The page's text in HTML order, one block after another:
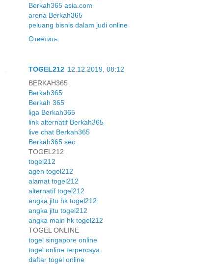
Berkah365 asia.com
arena Berkah365
peluang bisnis dalam judi online
Ответить
TOGEL212 12.12.2019, 08:12
BERKAH365
Berkah365
Berkah 365
liga Berkah365
link alternatif Berkah365
live chat Berkah365
Berkah365 seo
TOGEL212
togel212
agen togel212
alamat togel212
alternatif togel212
angka jitu hk togel212
angka jitu togel212
angka main hk togel212
TOGEL ONLINE
togel singapore online
togel online terpercaya
daftar togel online